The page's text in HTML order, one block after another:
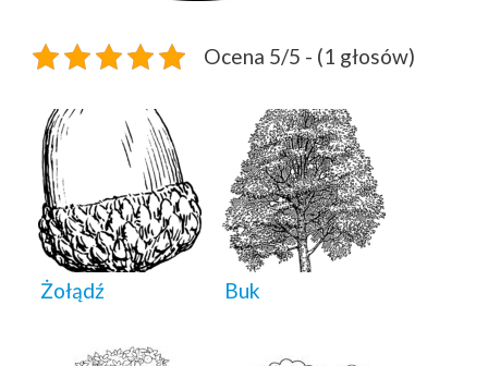
Ocena 5/5 - (1 głosów)
Żołądź Buk